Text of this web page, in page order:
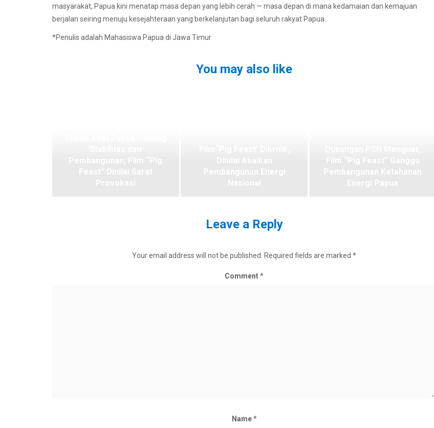
masyarakat, Papua kini menatap masa depan yang lebih cerah — masa depan di mana kedamaian dan kemajuan
berjalan seiring menuju kesejahteraan yang berkelanjutan bagi seluruh rakyat Papua.
*Penulis adalah Mahasiswa Papua di Jawa Timur
You may also like
Leave a Reply
Your email address will not be published. Required fields are marked *
Comment*
Name*